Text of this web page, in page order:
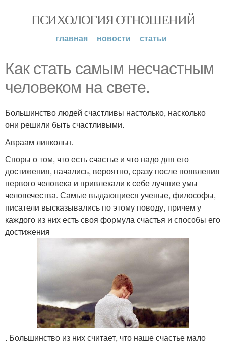
ПСИХОЛОГИЯ ОТНОШЕНИЙ
главная новости статьи
Как стать самым несчастным
человеком на свете.
Большинство людей счастливы настолько, насколько
они решили быть счастливыми.
Авраам линкольн.
Споры о том, что есть счастье и что надо для его
достижения, начались, вероятно, сразу после появления
первого человека и привлекали к себе лучшие умы
человечества. Самые выдающиеся ученые, философы,
писатели высказывались по этому поводу, причем у
каждого из них есть своя формула счастья и способы его
достижения
. Большинство из них считает, что наше счастье мало